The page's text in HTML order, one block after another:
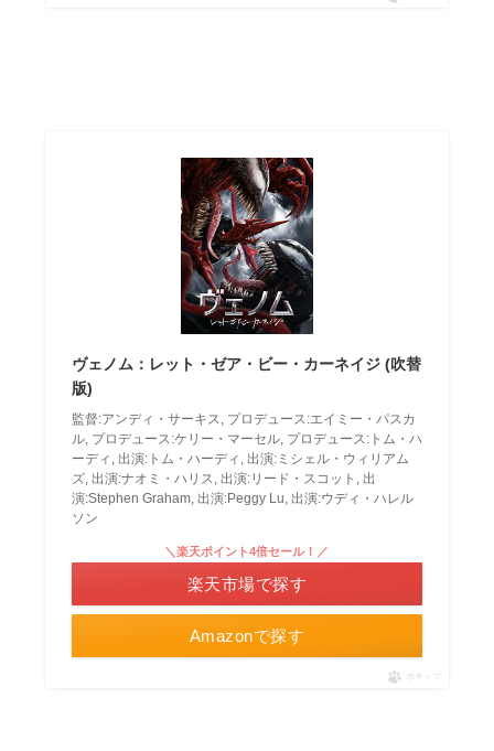
ヴェノム：レット・ゼア・ビー・カーネイジ (吹替
版)
監督:アンディ・サーキス, プロデュース:エイミー・パスカ
ル, プロデュース:ケリー・マーセル, プロデュース:トム・ハ
ーディ, 出演:トム・ハーディ, 出演:ミシェル・ウィリアム
ズ, 出演:ナオミ・ハリス, 出演:リード・スコット, 出
演:Stephen Graham, 出演:Peggy Lu, 出演:ウディ・ハレル
ソン
Amazonで探す
＼楽天ポイント4倍セール！／
楽天市場で探す
ポチップ